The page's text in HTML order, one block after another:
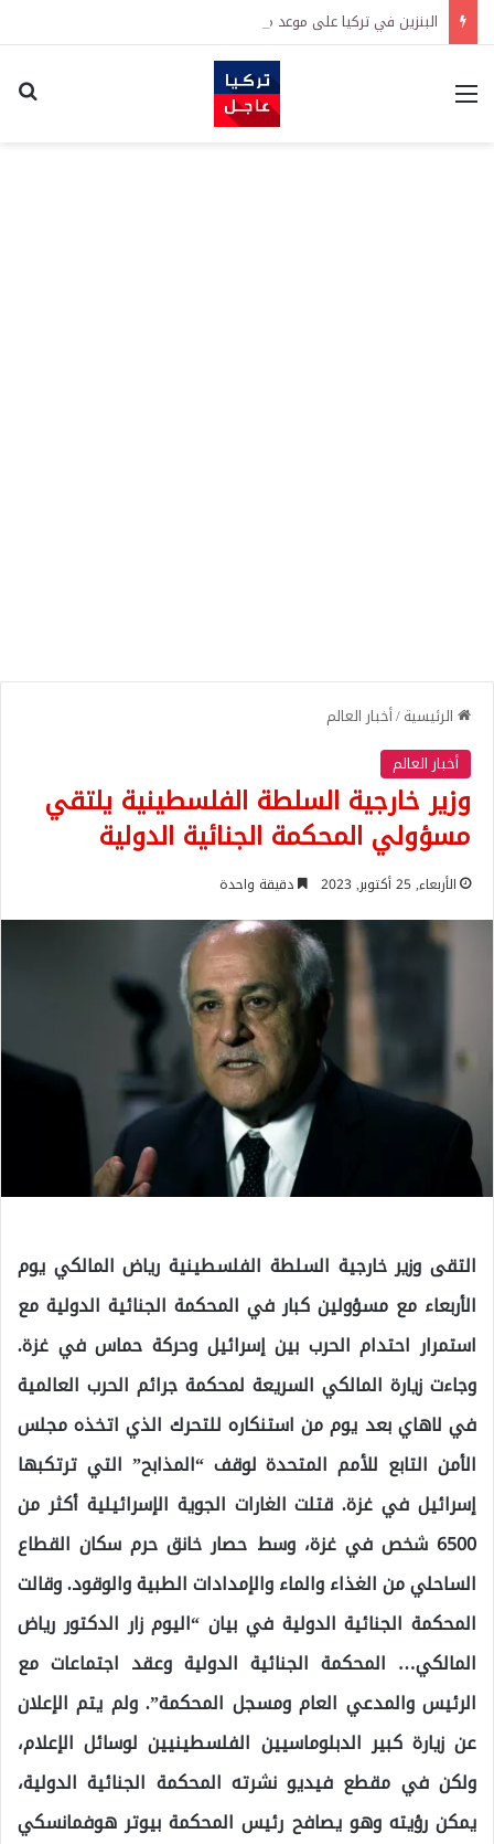
البنزين في تركيا على موعد مع زيادة جديدة.. كم سترتفع الأسعار؟
القائمة
الرئيسية/أخبار العالم
أخبار العالم
وزير خارجية السلطة الفلسطينية يلتقي
مسؤولي المحكمة الجنائية الدولية
الأربعاء, 25 أكتوبر, 2023 دقيقة واحدة
التقى وزير خارجية السلطة الفلسطينية رياض المالكي يوم
الأربعاء مع مسؤولين كبار في المحكمة الجنائية الدولية مع
استمرار احتدام الحرب بين إسرائيل وحركة حماس في غزة.
وجاءت زيارة المالكي السريعة لمحكمة جرائم الحرب العالمية
في لاهاي بعد يوم من استنكاره للتحرك الذي اتخذه مجلس
الأمن التابع للأمم المتحدة لوقف “المذابح” التي ترتكبها
إسرائيل في غزة. قتلت الغارات الجوية الإسرائيلية أكثر من
6500 شخص في غزة، وسط حصار خانق حرم سكان القطاع
الساحلي من الغذاء والماء والإمدادات الطبية والوقود. وقالت
المحكمة الجنائية الدولية في بيان “اليوم زار الدكتور رياض
المالكي… المحكمة الجنائية الدولية وعقد اجتماعات مع
الرئيس والمدعي العام ومسجل المحكمة”. ولم يتم الإعلان
عن زيارة كبير الدبلوماسيين الفلسطينيين لوسائل الإعلام،
ولكن في مقطع فيديو نشرته المحكمة الجنائية الدولية،
يمكن رؤيته وهو يصافح رئيس المحكمة بيوتر هوفمانسكي